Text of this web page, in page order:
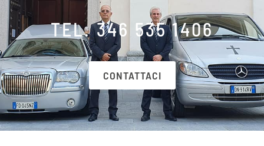
TEL. 346 535 1406
CONTATTACI